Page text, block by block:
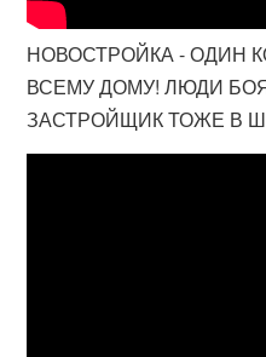
НОВОСТРОЙКА - ОДИН
ВСЕМУ ДОМУ! ЛЮДИ
ЗАСТРОЙЩИК ТОЖЕ В